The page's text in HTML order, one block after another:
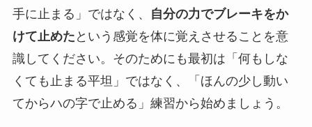
手に止まる」ではなく、
自分の力でブレーキをか
けて止めた という感覚を体に覚えさせることを意
識してください。そのためにも最初は「何もしな
くても止まる平坦」ではなく、「ほんの少し動い
てからハの字で止める」練習から始めましょう。